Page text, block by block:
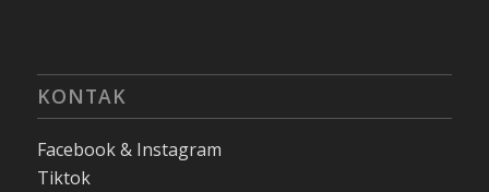
KONTAK
Facebook & Instagram
Tiktok